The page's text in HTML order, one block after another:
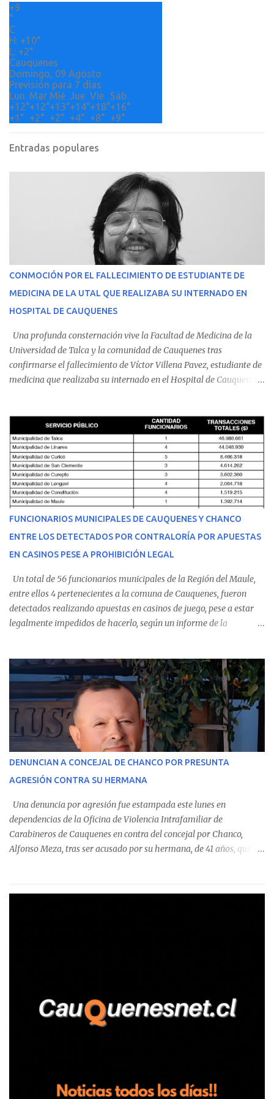
s
+9
°
C
H: +10°
L: +2°
Cauquenes
Domingo, 09 Agosto
Previsión para 7 días
Lun Mar Mié Jue Vie
Sáb
+12°+12°+13°+14°+18°+16°
+1° +2° +2° +4° +8° +9°
Entradas populares
CONMOCIÓN POR EL FALLECIMIENTO DE ESTUDIANTE DE
MEDICINA DE LA UTAL QUE REALIZABA SU INTERNADO EN
HOSPITAL DE CAUQUENES
Una profunda consternación vive la Facultad de Medicina de la
Universidad de Talca y la comunidad de Cauquenes tras
confirmarse el fallecimiento de Víctor Villena Pavez, estudiante de
medicina que realizaba su internado en el Hospital de Cauquenes.
malestares físicos. Dada la complejidad de su estado de salud, el
equipo médico determinó su traslado de urgencia al Hospital
Regional de Talca y dado la urgencia la ambulancia partió hacia
Talca con escolta de Carabineros. En medio del traslado, el
estudiante de medicina de 25 años, se agravó y pese a los esfuerzos
del personal de emergencia terminó falleciendo, sin alcanzar a
recibir atención especializada en el centro de destino. Apenas se
conoció la gravedad de su condición, sus padres —residentes en
Villarrica— se trasladaron a Cauquenes con la esperanza de una
evolución favorable. No obstante, alrededo...
FUNCIONARIOS MUNICIPALES DE CAUQUENES Y CHANCO
ENTRE LOS DETECTADOS POR CONTRALORÍA POR APUESTAS
EN CASINOS PESE A PROHIBICIÓN LEGAL
Un total de 56 funcionarios municipales de la Región del Maule,
entre ellos 4 pertenecientes a la comuna de Cauquenes, fueron
detectados realizando apuestas en casinos de juego, pese a estar
legalmente impedidos de hacerlo, según un informe de la
estableció que estos funcionarios —quienes administran o
custodian fondos públicos— efectuaron transacciones por un
monto total de $116.075.918 entre enero de 2024 y junio de 2025.
En el detalle regional, se indica que en la comuna de Cauquenes se
identificó a cuatro funcionarios involucrados en este tipo de
operaciones. Asimismo, se precisa que uno de los casos
corresponde a un funcionario de la Municipalidad de Chanco,
detectaron incumplimientos a la normativa vigente. El informe
precisa que la mayor cantidad de dinero apostado se registró en
Talca, donde...
DENUNCIAN A CONCEJAL DE CHANCO POR PRESUNTA
AGRESIÓN CONTRA SU HERMANA
Una denuncia por agresión fue estampada este lunes en
dependencias de la Oficina de Violencia Intrafamiliar de
Carabineros de Cauquenes en contra del concejal por Chanco,
Alfonso Meza, tras ser acusado por su hermana, de 41 años, quien
relató que los hechos ocurrieron cerca de las 11:30 horas en el
trabajadores, el edil descendió del vehículo y, en medio de la
confrontación, la habría tomado de los hombros, empujado al
suelo y agredido con golpes de pies y manos, mientr...